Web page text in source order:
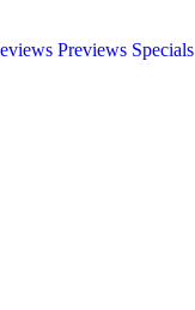
Previews Specials